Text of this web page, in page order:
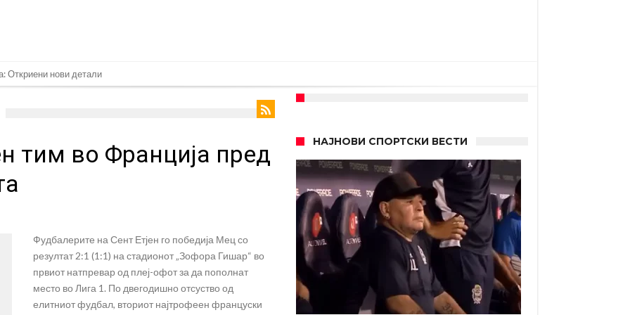
за напад во ноќен клуб – ќе оди на суд!
Родри ќе стане новиот фудбалер на Барселона
Барселона?
сè досега го поддржал?
разнесам Меси со четири бомби“
евра, но не го затвора паричникот – ќе има уште засилувања!
да ја отвори касата, дали има 100.000.000 евра за да ги задоволи Германците?
од планетата најдобро покажува кој е и што е Лука Модриќ
тим во Франција пред
Фудбалерите на Сент Етјен го победија Мец со
резултат 2:1 (1:1) на стадионот „Зофора Гишар“ во
првиот натпревар од плеј-офот за да пополнат
место во Лига 1. По двегодишно отсуство од
елитниот фудбал, вториот најтрофеен француски
НАЈНОВИ СПОРТСКИ ВЕСТИ